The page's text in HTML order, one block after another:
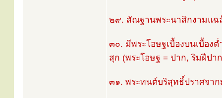
๒๙. สัณฐานพระนาสิกงามแฉ
๓๐. มีพระโอษฐเบื้องบนเบื้อง
สุก (พระโอษฐ = ปาก, ริมฝีปา
๓๑. พระทนต์บริสุทธิ์ปราศจา